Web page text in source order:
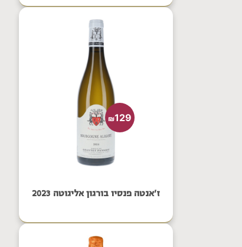
ז'אנטה פנסיו בורגון אליגוטה 2023
₪129